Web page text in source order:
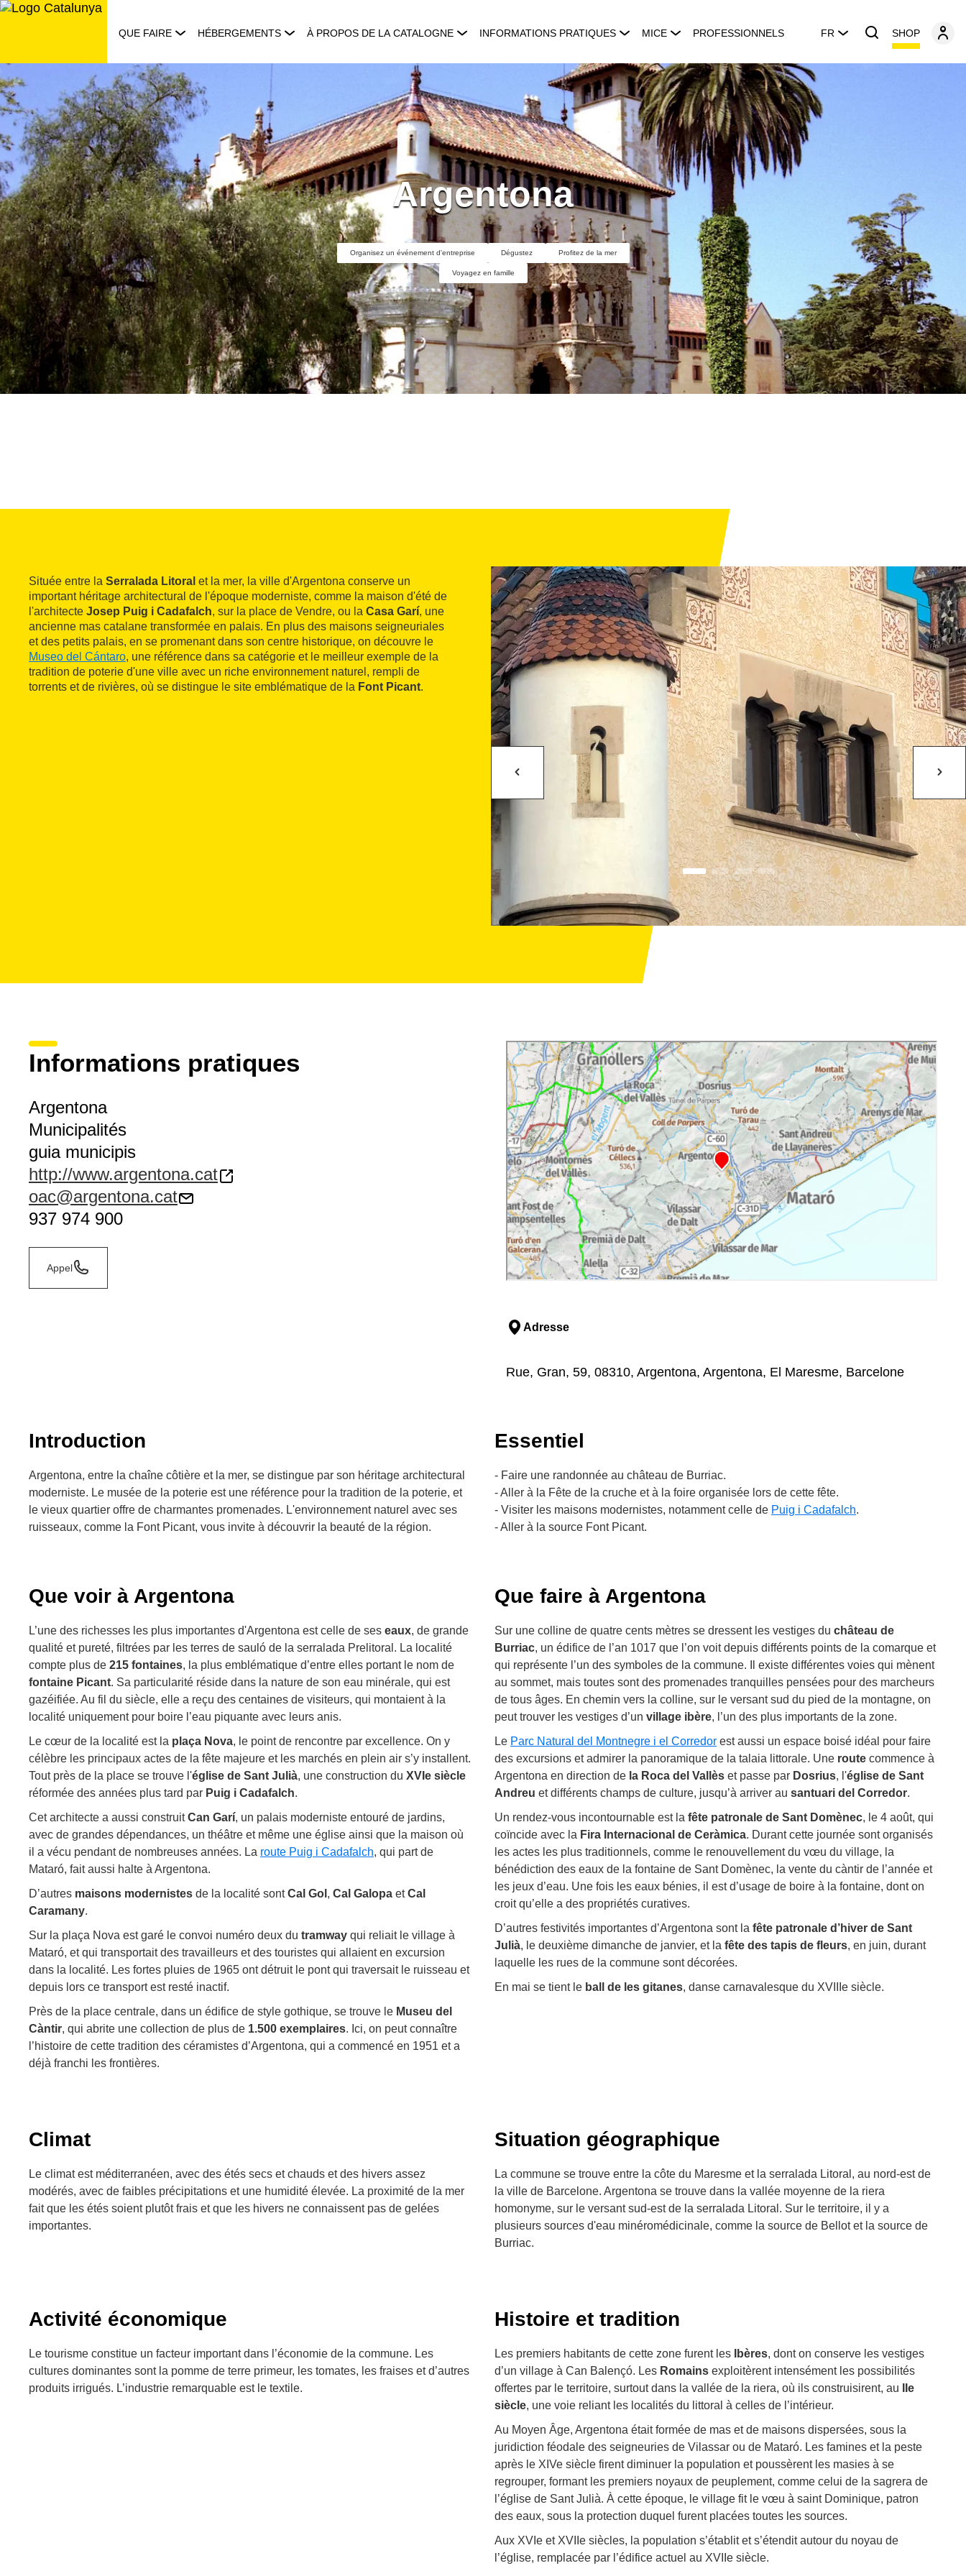
Aller
QUE FAIRE HÉBERGEMENTS À PROPOS DE LA CATALOGNE INFORMATIONS PRATIQUES MICE PROFESSIONNELS FR SHOP
Argentona
Organisez un événement d'entreprise Dégustez Profitez de la mer
Voyagez en famille
Située entre la Serralada Litoral et la mer, la ville d'Argentona conserve un
important héritage architectural de l'époque moderniste, comme la maison d'été de
l'architecte Josep Puig i Cadafalch, sur la place de Vendre, ou la Casa Garí, une
ancienne mas catalane transformée en palais. En plus des maisons seigneuriales
et des petits palais, en se promenant dans son centre historique, on découvre le
Museo del Cántaro, une référence dans sa catégorie et le meilleur exemple de la
tradition de poterie d'une ville avec un riche environnement naturel, rempli de
torrents et de rivières, où se distingue le site emblématique de la Font Picant.
Informations pratiques
Argentona
Municipalités
guia municipis
http://www.argentona.cat
oac@argentona.cat
937 974 900
Appel
Adresse
Rue, Gran, 59, 08310, Argentona, Argentona, El Maresme, Barcelone
Introduction
Argentona, entre la chaîne côtière et la mer, se distingue par son héritage architectural
moderniste. Le musée de la poterie est une référence pour la tradition de la poterie, et
le vieux quartier offre de charmantes promenades. L'environnement naturel avec ses
ruisseaux, comme la Font Picant, vous invite à découvrir la beauté de la région.
Essentiel
- Faire une randonnée au château de Burriac.
- Aller à la Fête de la cruche et à la foire organisée lors de cette fête.
- Visiter les maisons modernistes, notamment celle de Puig i Cadafalch.
- Aller à la source Font Picant.
Que voir à Argentona
L’une des richesses les plus importantes d'Argentona est celle de ses eaux, de grande
qualité et pureté, filtrées par les terres de sauló de la serralada Prelitoral. La localité
compte plus de 215 fontaines, la plus emblématique d’entre elles portant le nom de
fontaine Picant. Sa particularité réside dans la nature de son eau minérale, qui est
gazéifiée. Au fil du siècle, elle a reçu des centaines de visiteurs, qui montaient à la
localité uniquement pour boire l’eau piquante avec leurs anis.
Le cœur de la localité est la plaça Nova, le point de rencontre par excellence. On y
célèbre les principaux actes de la fête majeure et les marchés en plein air s’y installent.
Tout près de la place se trouve l'église de Sant Julià, une construction du XVIe siècle
réformée des années plus tard par Puig i Cadafalch.
Cet architecte a aussi construitCan Garí, un palais moderniste entouré de jardins,
avec de grandes dépendances, un théâtre et même une église ainsi que la maison où
il a vécu pendant de nombreuses années. La route Puig i Cadafalch, qui part de
Mataró, fait aussi halte à Argentona.
D’autres maisons modernistes de la localité sontCal Gol , Cal Galopa etCal
Caramany.
Sur la plaça Nova est garé le convoi numéro deux du tramway qui reliait le village à
Mataró, et qui transportait des travailleurs et des touristes qui allaient en excursion
dans la localité. Les fortes pluies de 1965 ont détruit le pont qui traversait le ruisseau et
depuis lors ce transport est resté inactif.
Près de la place centrale, dans un édifice de style gothique, se trouve le Museu del
Càntir, qui abrite une collection de plus de 1.500 exemplaires. Ici, on peut connaître
l’histoire de cette tradition des céramistes d’Argentona, qui a commencé en 1951 et a
déjà franchi les frontières.
Que faire à Argentona
Sur une colline de quatre cents mètres se dressent les vestiges du château de
Burriac, un édifice de l’an 1017 que l’on voit depuis différents points de la comarque et
qui représente l’un des symboles de la commune. Il existe différentes voies qui mènent
au sommet, mais toutes sont des promenades tranquilles pensées pour des marcheurs
de tous âges. En chemin vers la colline, sur le versant sud du pied de la montagne, on
peut trouver les vestiges d’un village ibère, l’un des plus importants de la zone.
Le Parc Natural del Montnegre i el Corredor est aussi un espace boisé idéal pour faire
des excursions et admirer la panoramique de la talaia littorale. Une route commence à
Argentona en direction de la Roca del Vallès et passe par Dosrius, l'église de Sant
Andreu et différents champs de culture, jusqu’à arriver au santuari del Corredor.
Un rendez-vous incontournable est la fête patronale de Sant Domènec, le 4 août, qui
coïncide avec la Fira Internacional de Ceràmica. Durant cette journée sont organisés
les actes les plus traditionnels, comme le renouvellement du vœu du village, la
bénédiction des eaux de la fontaine de Sant Domènec, la vente du càntir de l’année et
les jeux d’eau. Une fois les eaux bénies, il est d’usage de boire à la fontaine, dont on
croit qu’elle a des propriétés curatives.
D’autres festivités importantes d’Argentona sont la fête patronale d’hiver de Sant
Julià, le deuxième dimanche de janvier, et la fête des tapis de fleurs, en juin, durant
laquelle les rues de la commune sont décorées.
En mai se tient le ball de les gitanes, danse carnavalesque du XVIIIe siècle.
Climat
Le climat est méditerranéen, avec des étés secs et chauds et des hivers assez
modérés, avec de faibles précipitations et une humidité élevée. La proximité de la mer
fait que les étés soient plutôt frais et que les hivers ne connaissent pas de gelées
importantes.
Situation géographique
La commune se trouve entre la côte du Maresme et la serralada Litoral, au nord-est de
la ville de Barcelone. Argentona se trouve dans la vallée moyenne de la riera
homonyme, sur le versant sud-est de la serralada Litoral. Sur le territoire, il y a
plusieurs sources d'eau minéromédicinale, comme la source de Bellot et la source de
Burriac.
Activité économique
Le tourisme constitue un facteur important dans l’économie de la commune. Les
cultures dominantes sont la pomme de terre primeur, les tomates, les fraises et d’autres
produits irrigués. L’industrie remarquable est le textile.
Histoire et tradition
Les premiers habitants de cette zone furent les Ibères, dont on conserve les vestiges
d’un village à Can Balençó. Les Romains exploitèrent intensément les possibilités
offertes par le territoire, surtout dans la vallée de la riera, où ils construisirent, au
IIe
siècle, une voie reliant les localités du littoral à celles de l’intérieur.
Au Moyen Âge, Argentona était formée de mas et de maisons dispersées, sous la
juridiction féodale des seigneuries de Vilassar ou de Mataró. Les famines et la peste
après le XIVe siècle firent diminuer la population et poussèrent les masies à se
regrouper, formant les premiers noyaux de peuplement, comme celui de la sagrera de
l’église de Sant Julià. À cette époque, le village fit le vœu à saint Dominique, patron
des eaux, sous la protection duquel furent placées toutes les sources.
Aux XVIe et XVIIe siècles, la population s’établit et s’étendit autour du noyau de
l’église, remplacée par l’édifice actuel au XVIIe siècle.